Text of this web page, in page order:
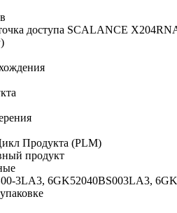
доступа SCALANCE
Продукта (PLM)
продукт
3LA3, 6GK52040BS003LA3,